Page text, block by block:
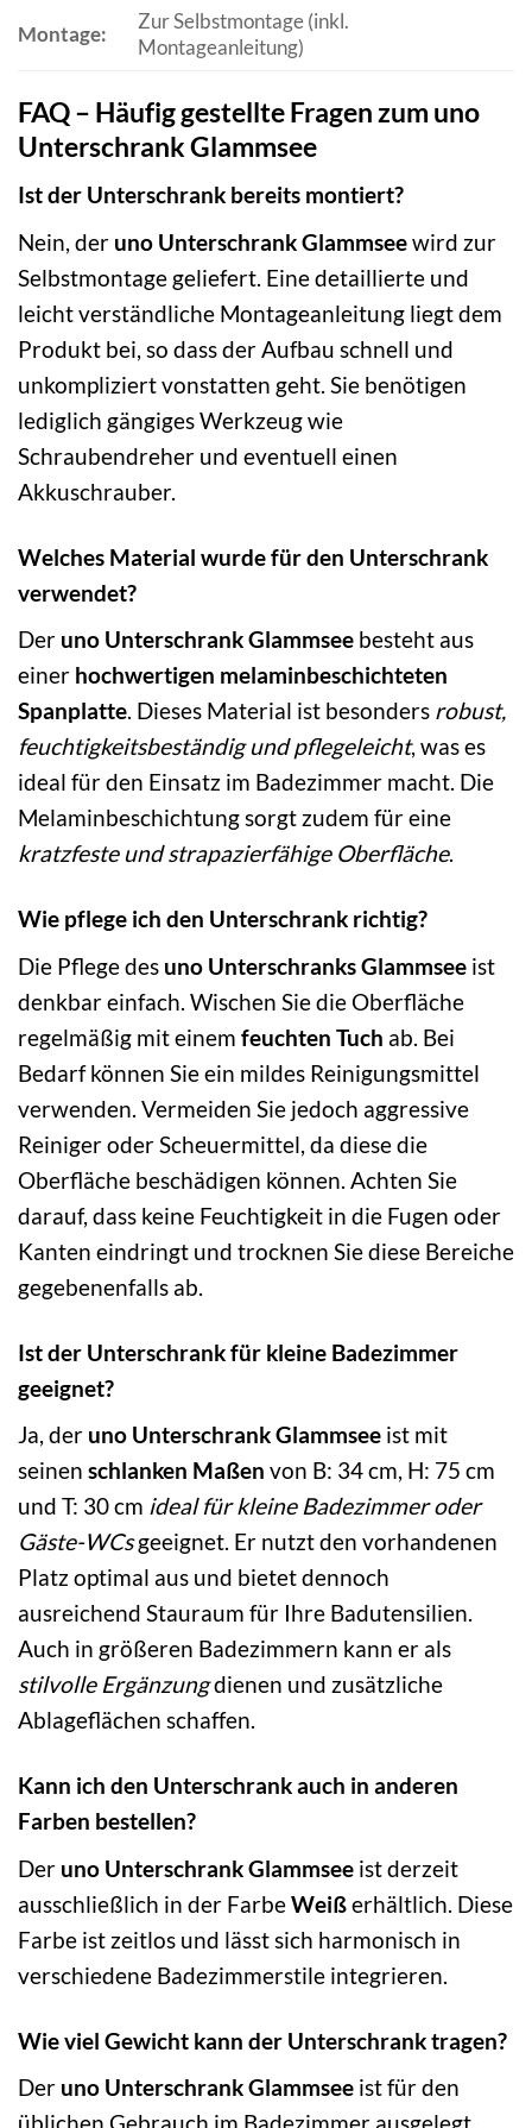
Montage:
Zur Selbstmontage (inkl.
Montageanleitung)
FAQ – Häufig gestellte Fragen zum uno
Unterschrank Glammsee
Ist der Unterschrank bereits montiert?
Nein, der uno Unterschrank Glammseewird zur
Selbstmontage geliefert. Eine detaillierte und
leicht verständliche Montageanleitung liegt dem
Produkt bei, so dass der Aufbau schnell und
unkompliziert vonstatten geht. Sie benötigen
lediglich gängiges Werkzeug wie
Schraubendreher und eventuell einen
Akkuschrauber.
Welches Material wurde für den Unterschrank
verwendet?
Der uno Unterschrank Glammsee besteht aus
einer hochwertigen melaminbeschichteten
Spanplatte. Dieses Material ist besonders robust,
feuchtigkeitsbeständig und pflegeleicht, was es
ideal für den Einsatz im Badezimmer macht. Die
Melaminbeschichtung sorgt zudem für eine
kratzfeste und strapazierfähige Oberfläche.
Wie pflege ich den Unterschrank richtig?
Die Pflege des uno Unterschranks Glammsee ist
denkbar einfach. Wischen Sie die Oberfläche
regelmäßig mit einem feuchten Tuch ab. Bei
Bedarf können Sie ein mildes Reinigungsmittel
verwenden. Vermeiden Sie jedoch aggressive
Reiniger oder Scheuermittel, da diese die
Oberfläche beschädigen können. Achten Sie
darauf, dass keine Feuchtigkeit in die Fugen oder
Kanten eindringt und trocknen Sie diese Bereiche
gegebenenfalls ab.
Ist der Unterschrank für kleine Badezimmer
geeignet?
Ja, der uno Unterschrank Glammsee ist mit
seinen schlanken Maßen von B: 34 cm, H: 75 cm
und T: 30 cm ideal für kleine Badezimmer oder
Gäste-WCsgeeignet. Er nutzt den vorhandenen
Platz optimal aus und bietet dennoch
ausreichend Stauraum für Ihre Badutensilien.
Auch in größeren Badezimmern kann er als
stilvolle Ergänzungdienen und zusätzliche
Ablageflächen schaffen.
Kann ich den Unterschrank auch in anderen
Farben bestellen?
Der uno Unterschrank Glammsee ist derzeit
ausschließlich in der FarbeWeißerhältlich. Diese
Farbe ist zeitlos und lässt sich harmonisch in
verschiedene Badezimmerstile integrieren.
Wie viel Gewicht kann der Unterschrank tragen?
Der uno Unterschrank Glammsee ist für den